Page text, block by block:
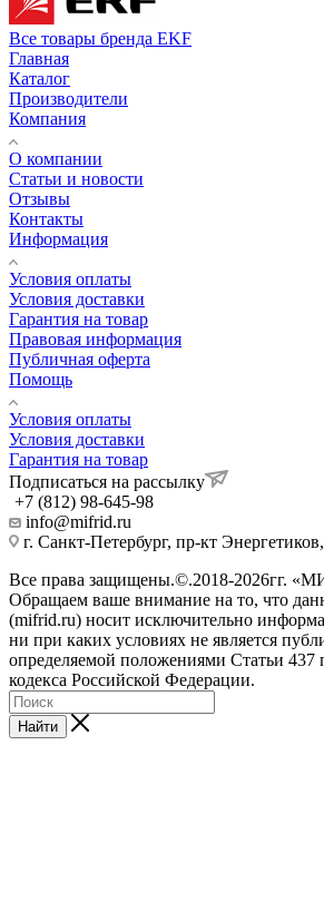
Все товары бренда EKF
Главная
Каталог
Производители
Компания
О компании
Статьи и новости
Отзывы
Контакты
Информация
Условия оплаты
Условия доставки
Гарантия на товар
Правовая информация
Публичная оферта
Помощь
Условия оплаты
Условия доставки
Гарантия на товар
Подписаться на рассылку
+7 (812) 98-645-98
info@mifrid.ru
г. Санкт-Петербург, пр-кт
Все права защищены.©.2018-2026гг.
Обращаем ваше внимание на то, что
(mifrid.ru) носит исключительно
ни при каких условиях не является
определяемой положениями Статьи 437
кодекса Российской Федерации.
Найти